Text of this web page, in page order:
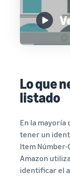
Lo que
listado
En la
tener un
Item Númber-
Amazon
identificar el